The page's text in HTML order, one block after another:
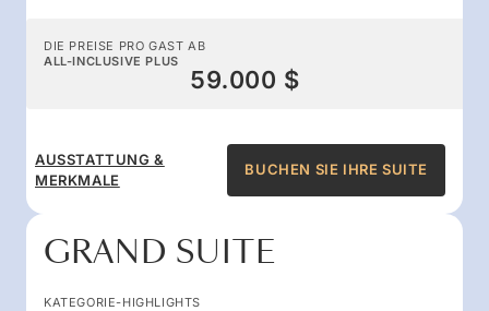
DIE PREISE PRO GAST AB
ALL-INCLUSIVE PLUS
59.000 $
AUSSTATTUNG &
MERKMALE
BUCHEN SIE IHRE SUITE
GRAND SUITE
KATEGORIE-HIGHLIGHTS